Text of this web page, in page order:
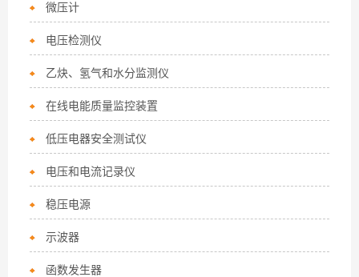
微压计
电压检测仪
乙炔、氢气和水分监测仪
在线电能质量监控装置
低压电器安全测试仪
电压和电流记录仪
稳压电源
示波器
函数发生器